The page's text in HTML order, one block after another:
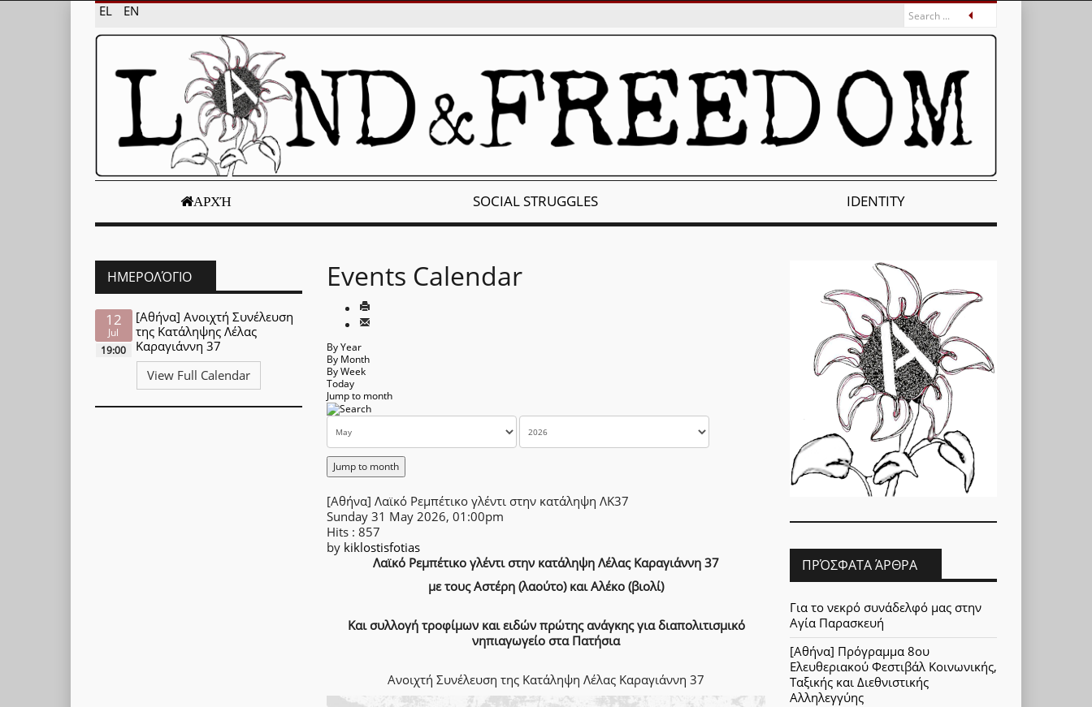
EL EN
ΑΡΧΉ SOCIAL STRUGGLES IDENTITY
Events Calendar
By Year
By Month
By Week
Today
Jump to month
Jump to month
[Αθήνα] Λαϊκό Ρεμπέτικο γλέντι στην κατάληψη ΛΚ37
Sunday 31 May 2026, 01:00pm
Hits : 857
by kiklostisfotias
Λαϊκό Ρεμπέτικο γλέντι στην κατάληψη Λέλας Καραγιάννη 37
με τους Αστέρη (λαούτο) και Αλέκο (βιολί)
Και συλλογή τροφίμων και ειδών πρώτης ανάγκης για διαπολιτισμικό
νηπιαγωγείο στα Πατήσια
Ανοιχτή Συνέλευση της Κατάληψη Λέλας Καραγιάννη 37
ΗΜΕΡΟΛΌΓΙΟ
12
Jul
19:00
[Αθήνα] Ανοιχτή Συνέλευση
της Κατάληψης Λέλας
Καραγιάννη 37
View Full Calendar
ΠΡΌΣΦΑΤΑ ΆΡΘΡΑ
Για το νεκρό συνάδελφό μας στην
Αγία Παρασκευή
[Αθήνα] Πρόγραμμα 8ου
Ελευθεριακού Φεστιβάλ Κοινωνικής,
Ταξικής και Διεθνιστικής
Αλληλεγγύης